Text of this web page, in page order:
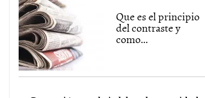
Que es el principio
del contraste y
como...